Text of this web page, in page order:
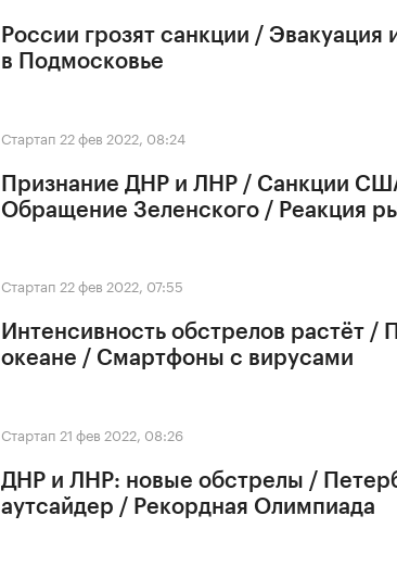
России грозят санкции / Эвакуация
в Подмосковье
Стартап 22 фев 2022, 08:24
Признание ДНР и ЛНР / Санкции
Обращение Зеленского / Реакция
Стартап 22 фев 2022, 07:55
Интенсивность обстрелов растёт /
океане / Смартфоны с вирусами
Стартап 21 фев 2022, 08:26
ДНР и ЛНР: новые обстрелы /
аутсайдер / Рекордная Олимпиада